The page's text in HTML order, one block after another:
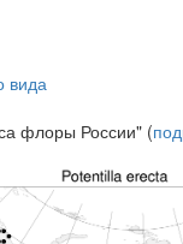
вида
флоры России" (